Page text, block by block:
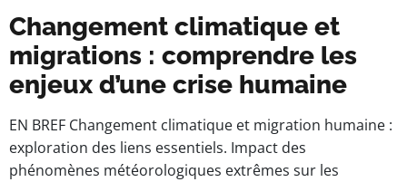
Changement climatique et
migrations : comprendre les
enjeux d’une crise humaine
EN BREF Changement climatique et migration humaine :
exploration des liens essentiels. Impact des
phénomènes météorologiques extrêmes sur les